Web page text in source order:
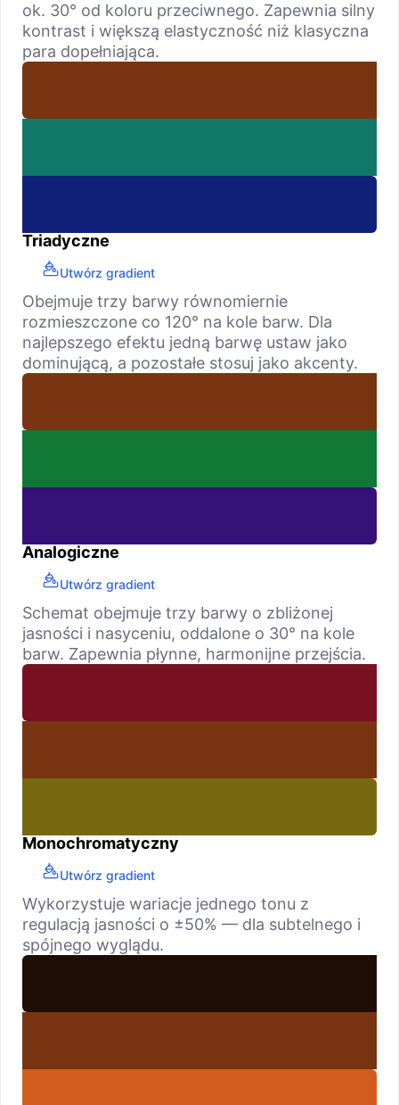
ok. 30° od koloru przeciwnego. Zapewnia silny
kontrast i większą elastyczność niż klasyczna
para dopełniająca.
Triadyczne
Utwórz gradient
Obejmuje trzy barwy równomiernie
rozmieszczone co 120° na kole barw. Dla
najlepszego efektu jedną barwę ustaw jako
dominującą, a pozostałe stosuj jako akcenty.
Analogiczne
Utwórz gradient
Schemat obejmuje trzy barwy o zbliżonej
jasności i nasyceniu, oddalone o 30° na kole
barw. Zapewnia płynne, harmonijne przejścia.
Monochromatyczny
Utwórz gradient
Wykorzystuje wariacje jednego tonu z
regulacją jasności o ±50% — dla subtelnego i
spójnego wyglądu.